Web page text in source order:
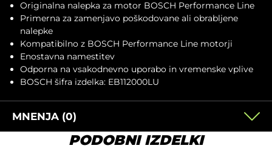
Originalna nalepka za motor BOSCH Performance Line
Primerna za zamenjavo poškodovane ali obrabljene
nalepke
Kompatibilno z BOSCH Performance Line motorji
Enostavna namestitev
Odporna na vsakodnevno uporabo in vremenske vplive
BOSCH šifra izdelka: EB112000LU
MNENJA (0)
PODOBNI IZDELKI